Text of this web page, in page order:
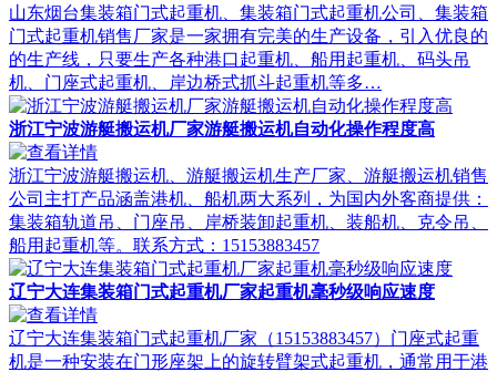
山东烟台集装箱门式起重机、集装箱门式起重机公司、集装箱
门式起重机销售厂家是一家拥有完美的生产设备，引入优良的
的生产线，只要生产各种港口起重机、船用起重机、码头吊
机、门座式起重机、岸边桥式抓斗起重机等多…
浙江宁波游艇搬运机厂家游艇搬运机自动化操作程度高
浙江宁波游艇搬运机、游艇搬运机生产厂家、游艇搬运机销售
公司主打产品涵盖港机、船机两大系列，为国内外客商提供：
集装箱轨道吊、门座吊、岸桥装卸起重机、装船机、克令吊、
船用起重机等。联系方式：15153883457
辽宁大连集装箱门式起重机厂家起重机毫秒级响应速度
辽宁大连集装箱门式起重机厂家（15153883457）门座式起重
机是一种安装在门形座架上的旋转臂架式起重机，通常用于港